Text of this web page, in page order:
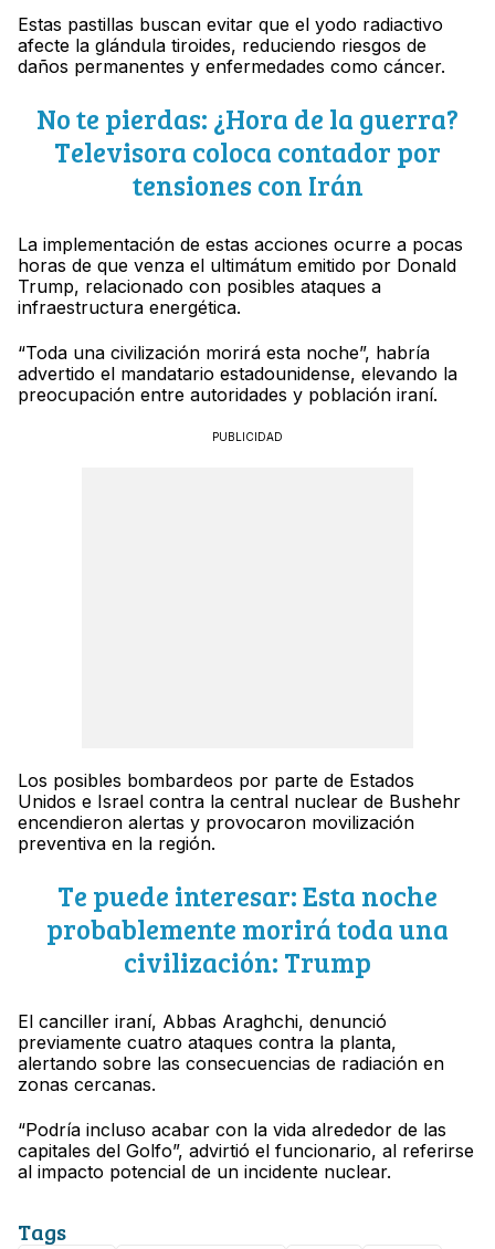
Estas pastillas buscan evitar que el yodo radiactivo
afecte la glándula tiroides, reduciendo riesgos de
daños permanentes y enfermedades como cáncer.
No te pierdas: ¿Hora de la guerra?
Televisora coloca contador por
tensiones con Irán
La implementación de estas acciones ocurre a pocas
horas de que venza el ultimátum emitido por Donald
Trump, relacionado con posibles ataques a
infraestructura energética.
“Toda una civilización morirá esta noche”, habría
advertido el mandatario estadounidense, elevando la
preocupación entre autoridades y población iraní.
PUBLICIDAD
Los posibles bombardeos por parte de Estados
Unidos e Israel contra la central nuclear de Bushehr
encendieron alertas y provocaron movilización
preventiva en la región.
Te puede interesar: Esta noche
probablemente morirá toda una
civilización: Trump
El canciller iraní, Abbas Araghchi, denunció
previamente cuatro ataques contra la planta,
alertando sobre las consecuencias de radiación en
zonas cercanas.
“Podría incluso acabar con la vida alrededor de las
capitales del Golfo”, advirtió el funcionario, al referirse
al impacto potencial de un incidente nuclear.
Tags